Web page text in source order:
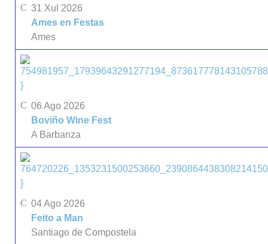
31 Xul 2026
Ames en Festas
Ames
}
06 Ago 2026
Boviño Wine Fest
A Barbanza
}
04 Ago 2026
Feito a Man
Santiago de Compostela